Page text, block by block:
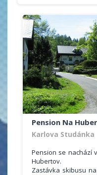
apartmánech,
koupelnou s toaletou.
televizor nebo
Pension Na
Karlova Studánka
Pension se nachází
Hubertov.
Zastávka skibusu